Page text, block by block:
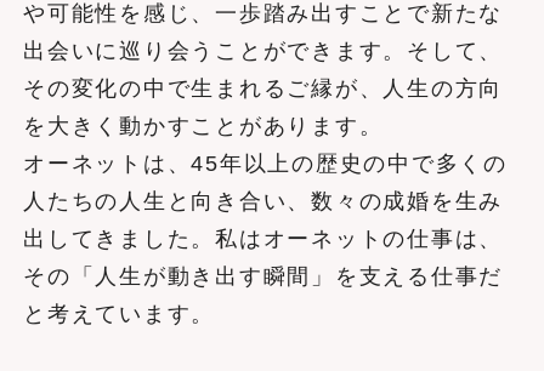
や可能性を感じ、一歩踏み出すことで新たな
出会いに巡り会うことができます。そして、
その変化の中で生まれるご縁が、人生の方向
を大きく動かすことがあります。
オーネットは、45年以上の歴史の中で多くの
人たちの人生と向き合い、数々の成婚を生み
出してきました。私はオーネットの仕事は、
その「人生が動き出す瞬間」を支える仕事だ
と考えています。